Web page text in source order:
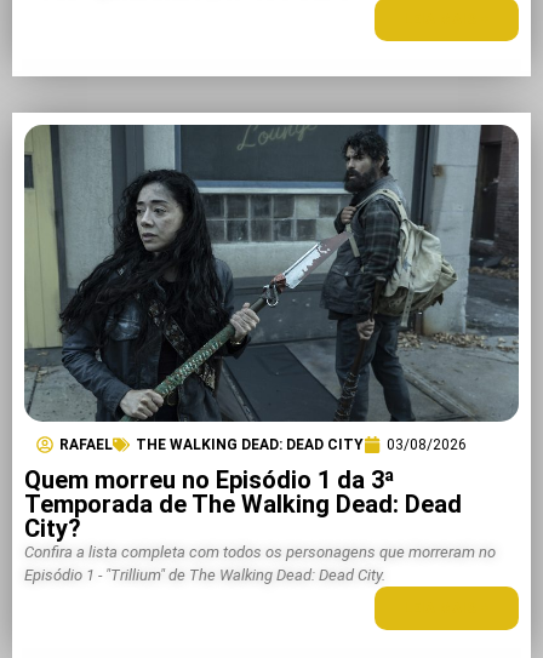
RAFAEL THE WALKING DEAD: DEAD CITY 03/08/2026
Quem morreu no Episódio 1 da 3ª
Temporada de The Walking Dead: Dead
City?
Confira a lista completa com todos os personagens que morreram no
Episódio 1 - "Trillium" de The Walking Dead: Dead City.